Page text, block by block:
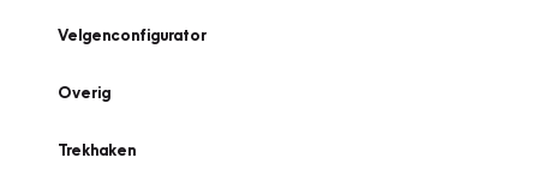
Velgenconfigurator
Overig
Trekhaken